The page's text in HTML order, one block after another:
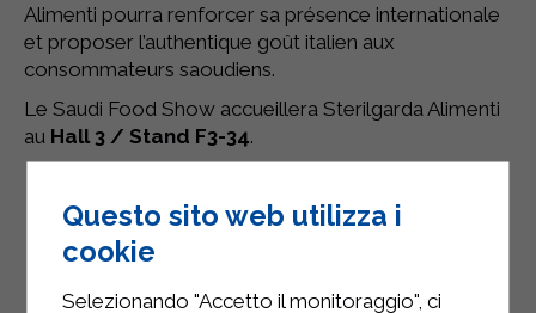
Alimenti pourra renforcer sa présence internationale
et proposer l’authentique goût italien aux
consommateurs saoudiens.
Le Saudi Food Show accueillera Sterilgarda Alimenti
au Hall 3 / Stand F3-34.
Questo sito web utilizza i
cookie
Selezionando "Accetto il monitoraggio", ci